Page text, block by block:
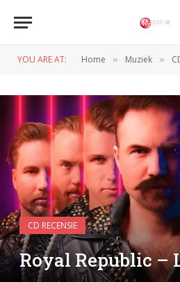
YOU ARE AT: Home » Muziek »
CD RECENSIE
Royal Republic –